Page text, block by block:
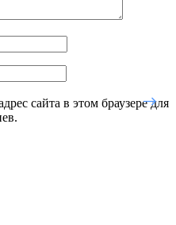
сайта в этом браузере для